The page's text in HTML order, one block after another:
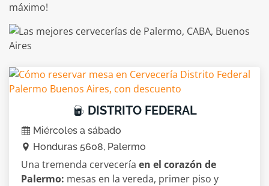
máximo!
DISTRITO FEDERAL
Miércoles a sábado
Honduras 5608, Palermo
Una tremenda cervecería en el corazón de
Palermo: mesas en la vereda, primer piso y